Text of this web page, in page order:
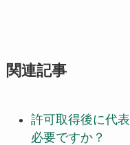
関連記事
許可取得後に代
必要ですか？